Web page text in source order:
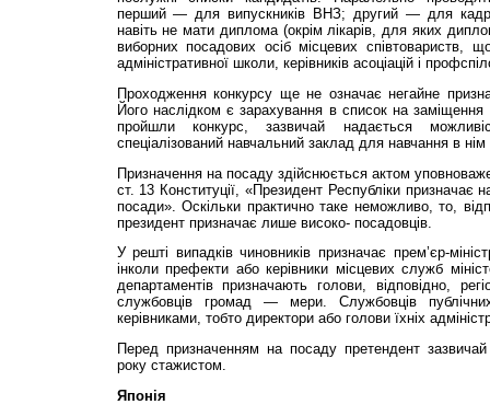
перший — для випускників ВНЗ; другий — для
навіть не мати диплома (окрім лікарів, для яких
виборних посадових осіб місцевих співтовариств,
адміністративної школи, керівників асоціацій і
Проходження конкурсу ще не означає негайне
Його наслідком є зарахування в список на
пройшли конкурс, зазвичай надається
спеціалізований навчальний заклад для навчання в нім
Призначення на посаду здійснюється актом
ст. 13 Конституції, «Президент Республіки призначає
посади». Оскільки практично таке неможливо, то,
президент призначає лише високо- посадовців.
У решті випадків чиновників призначає прем’єр-
інколи префекти або керівники місцевих служб
департаментів призначають голови, відповідно,
службовців громад — мери. Службовців
керівниками, тобто директори або голови їхніх
Перед призначенням на посаду претендент
року стажистом.
Японія